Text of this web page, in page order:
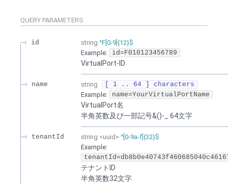
QUERY PARAMETERS
id string ^F[0-9]{12}$
Example:
id=F010123456789
VirtualPort-ID
name string
[ 1 .. 64 ] characters
Example:
name=YourVirtualPortName
VirtualPort名
半角英数及び一部記号&()-_ 64文字
tenantId string <uuid> ^[0-9a-f]{32}$
Example:
テナントID
半角英数32文字